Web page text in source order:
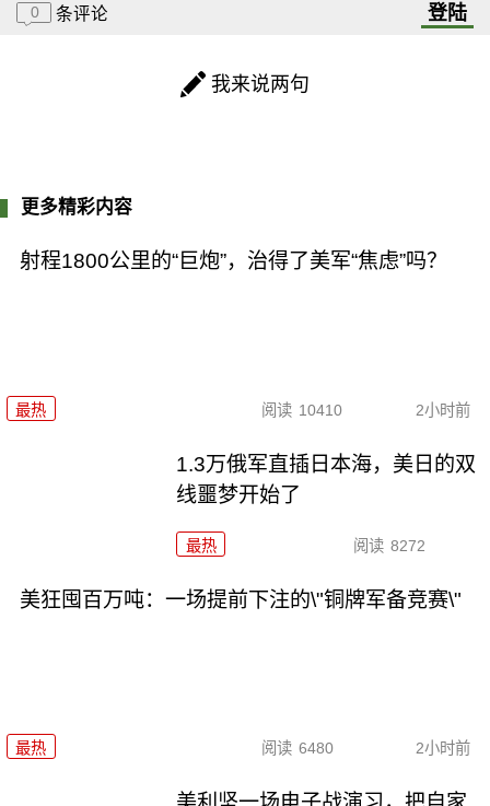
0 条评论 登陆
我来说两句
更多精彩内容
射程1800公里的“巨炮”，治得了美军“焦虑”吗？
最热 阅读 10410 2小时前
1.3万俄军直插日本海，美日的双
线噩梦开始了
最热 阅读 8272
美狂囤百万吨：一场提前下注的\"铜牌军备竞赛\"
最热 阅读 6480 2小时前